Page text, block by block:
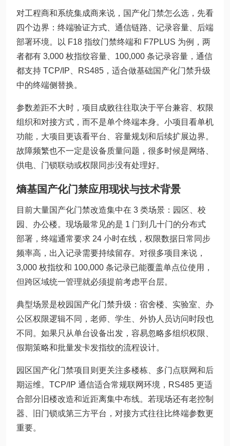
对工程商和系统集成商来说，国产化门禁怎么选，先看
四个边界：终端验证方式、通信链路、记录容量、后端
部署环境。以 F18 指纹门禁终端和 F7PLUS 为例，两
者都有 3,000 枚指纹容量、100,000 条记录容量，通信
都支持 TCP/IP、RS485，适合做基础国产化门禁升级
中的终端侧替换。
参数差距不大时，项目成败往往取决于平台兼容、权限
组织和对接方式，而不是单个终端本身。小项目看单机
功能，大项目更该看平台、容量规划和后续扩展边界。
故障频繁也不一定是设备质量问题，很多时候是网络、
供电、门锁联动或权限同步没有处理好。
熵基国产化门禁应用现状与技术背景
目前大量国产化门禁改造集中在 3 类场景：园区、校
园、办公楼。现场最常见的是 1 门到几十门的分布式
部署，终端通常要求 24 小时在线，权限数据日常同步
频率高，出入记录需要持续留存。对很多项目来说，
3,000 枚指纹和 100,000 条记录已能覆盖单点位使用，
但跨区域统一管理就必须提前考虑平台层。
典型场景是校园国产化门禁升级：宿舍楼、实验室、办
公区权限逻辑不同，老师、学生、外协人员访问时段也
不同。如果只从单台设备出发，容易忽略多组织权限、
假期策略和批量发卡发指纹的流程设计。
园区国产化门禁项目则更关注多楼栋、多门点联网和后
期运维。TCP/IP 通信适合常规联网环境，RS485 更适
合部分旧楼改造和近距离集中布线。若现场还有老控制
器、旧门锁或第三方平台，对接方式往往比终端参数更
重要。